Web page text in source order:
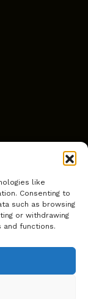
like
Consenting to
such as browsing
or withdrawing
functions.